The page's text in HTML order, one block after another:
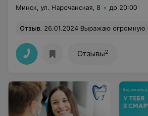
Минск, ул. Нарочанская, 8 до 20:00
Отзыв. 26.01.2024 Выражаю огромную благодарность за высокий
Отзывы2